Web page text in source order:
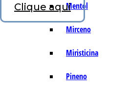
Mentol
Mirceno
Miristicina
Pineno
Clique aqui